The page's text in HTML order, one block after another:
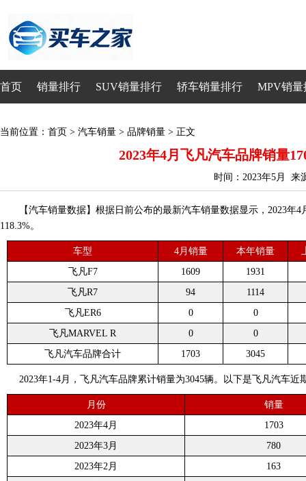
首页 销量排行 SUV销量排行 轿车销量排行 MPV销量
当前位置： 首页 > 汽车销量 > 品牌销量 > 正文
2023年4月飞凡汽车品牌销量
时间：2023年5月 来
【汽车销量数据】根据日前公布的最新汽车销量数据显示，2023年
118.3%。
车型 4月销量 本年销量
飞凡F7
1609
1931
飞凡R7
94
1114
飞凡ER6
0
0
飞凡MARVEL R
0
0
飞凡汽车品牌合计
1703 3045
2023年1-4月，飞凡汽车品牌累计销量为3045辆。以下是飞凡汽车近
月份
销量
2023年4月
1703
2023年3月
780
2023年2月
163